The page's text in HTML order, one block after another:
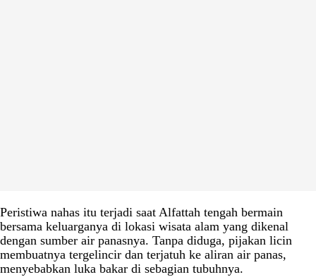
Peristiwa nahas itu terjadi saat Alfattah tengah bermain
bersama keluarganya di lokasi wisata alam yang dikenal
dengan sumber air panasnya. Tanpa diduga, pijakan licin
membuatnya tergelincir dan terjatuh ke aliran air panas,
menyebabkan luka bakar di sebagian tubuhnya.